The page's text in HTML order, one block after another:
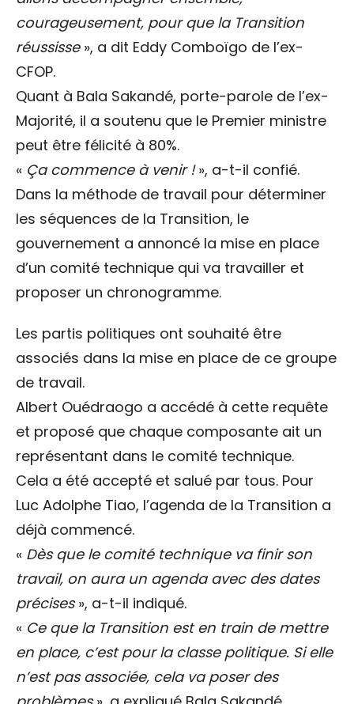
courageusement, pour que la Transition
réussisse», a dit Eddy Comboïgo de l’ex-
CFOP.
Quant à Bala Sakandé, porte-parole de l’ex-
Majorité, il a soutenu que le Premier ministre
peut être félicité à 80%.
« Ça commence à venir !», a-t-il confié.
Dans la méthode de travail pour déterminer
les séquences de la Transition, le
gouvernement a annoncé la mise en place
d’un comité technique qui va travailler et
proposer un chronogramme.
Les partis politiques ont souhaité être
associés dans la mise en place de ce groupe
de travail.
Albert Ouédraogo a accédé à cette requête
et proposé que chaque composante ait un
représentant dans le comité technique.
Cela a été accepté et salué par tous. Pour
Luc Adolphe Tiao, l’agenda de la Transition a
déjà commencé.
« Dès que le comité technique va finir son
travail, on aura un agenda avec des dates
précises», a-t-il indiqué.
« Ce que la Transition est en train de mettre
en place, c’est pour la classe politique. Si elle
n’est pas associée, cela va poser des